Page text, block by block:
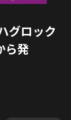
グロック
ら発